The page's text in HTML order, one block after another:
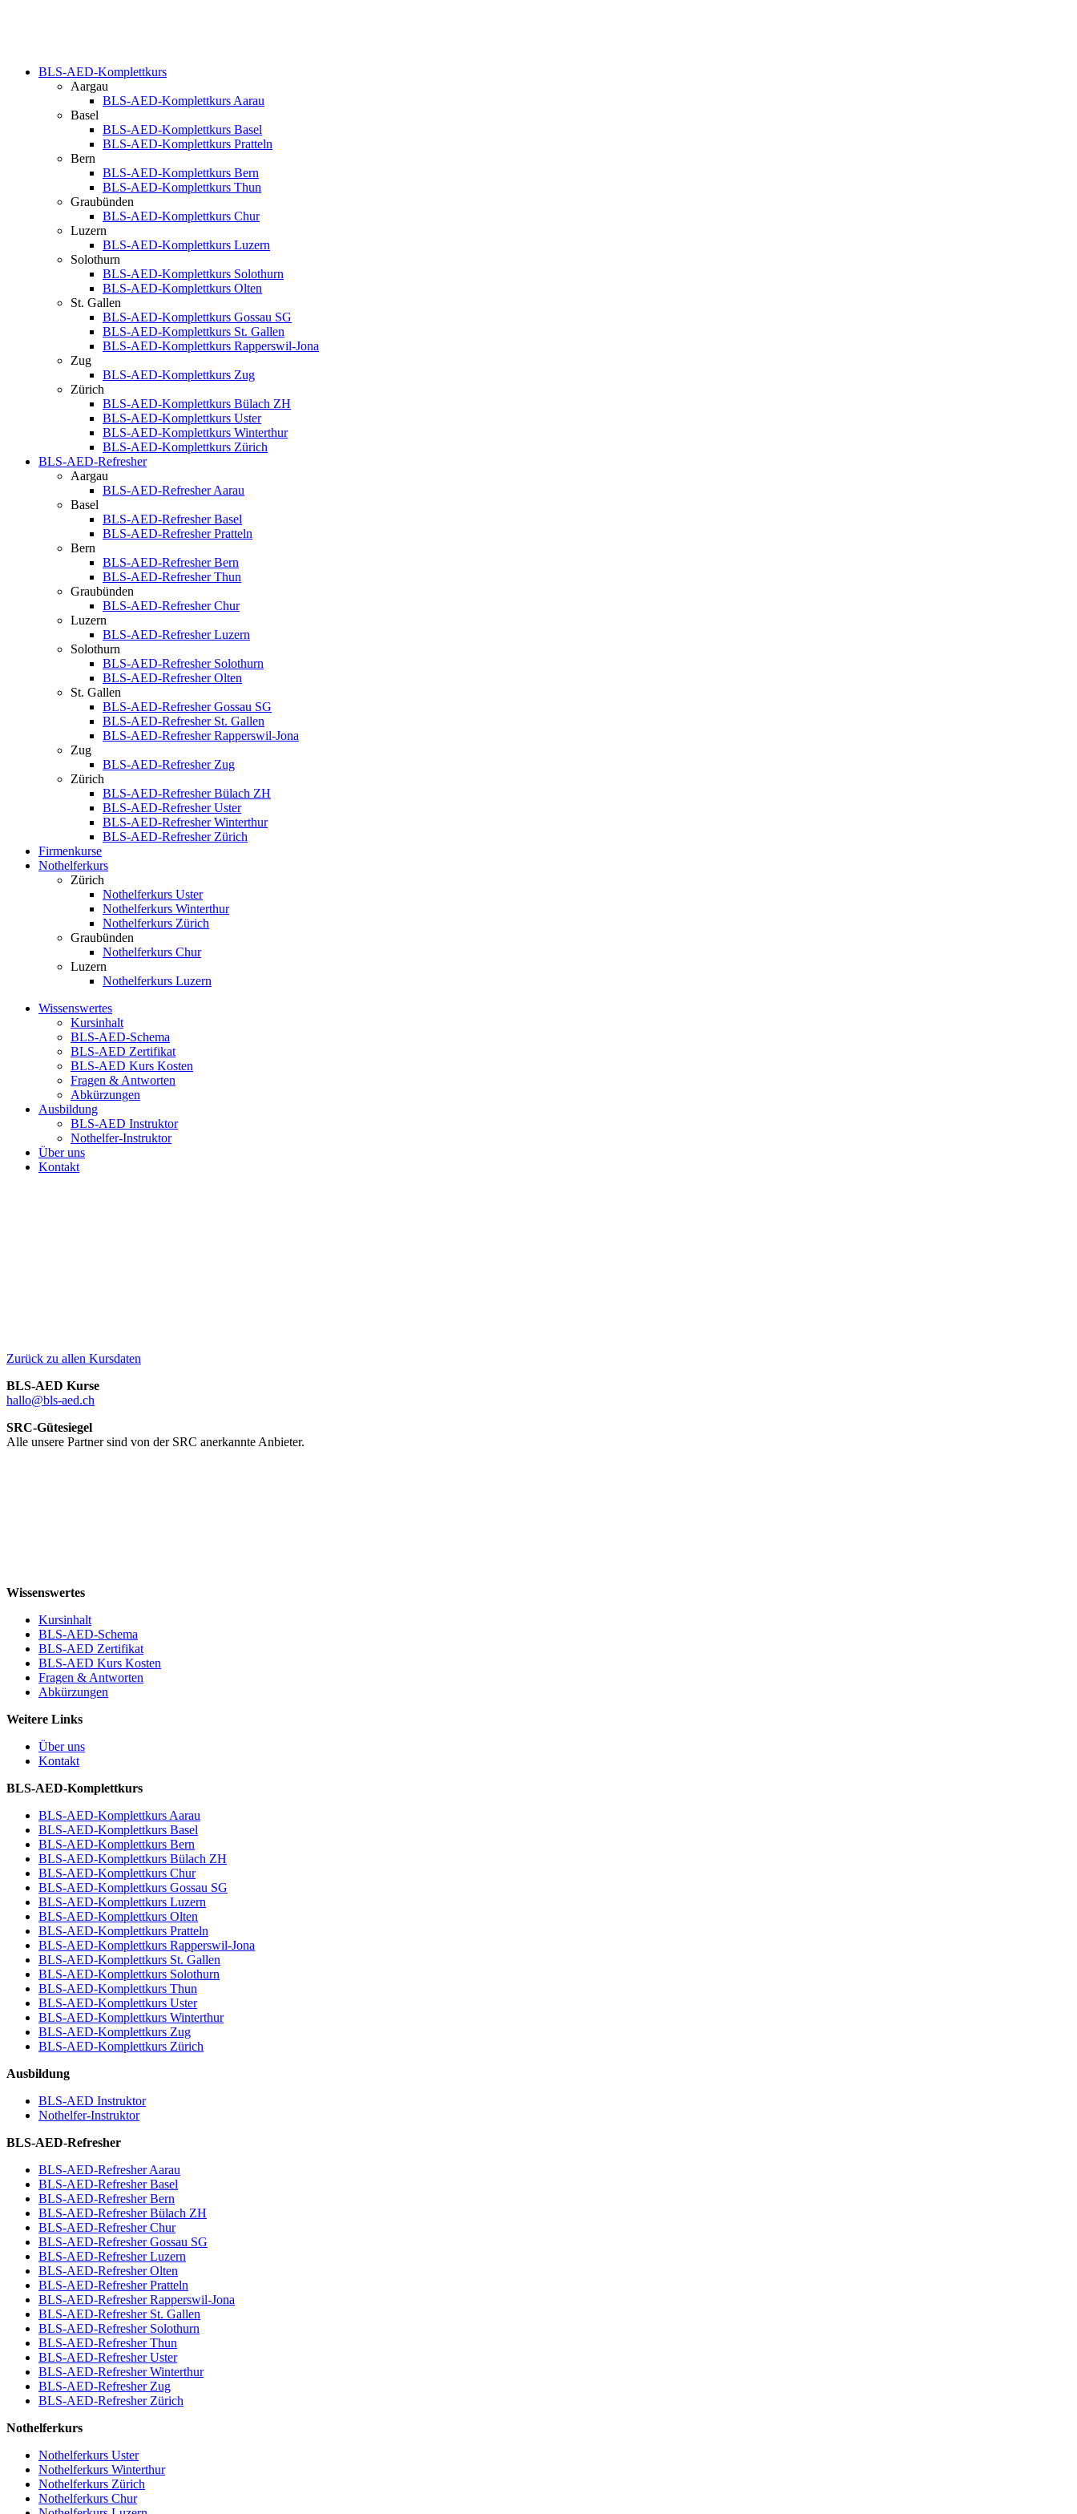
BLS-AED-Komplettkurs
Aargau
BLS-AED-Komplettkurs Aarau
Basel
BLS-AED-Komplettkurs Basel
BLS-AED-Komplettkurs Pratteln
Bern
BLS-AED-Komplettkurs Bern
BLS-AED-Komplettkurs Thun
Graubünden
BLS-AED-Komplettkurs Chur
Luzern
BLS-AED-Komplettkurs Luzern
Solothurn
BLS-AED-Komplettkurs Solothurn
BLS-AED-Komplettkurs Olten
St. Gallen
BLS-AED-Komplettkurs Gossau SG
BLS-AED-Komplettkurs St. Gallen
BLS-AED-Komplettkurs Rapperswil-Jona
Zug
BLS-AED-Komplettkurs Zug
Zürich
BLS-AED-Komplettkurs Bülach ZH
BLS-AED-Komplettkurs Uster
BLS-AED-Komplettkurs Winterthur
BLS-AED-Komplettkurs Zürich
BLS-AED-Refresher
Aargau
BLS-AED-Refresher Aarau
Basel
BLS-AED-Refresher Basel
BLS-AED-Refresher Pratteln
Bern
BLS-AED-Refresher Bern
BLS-AED-Refresher Thun
Graubünden
BLS-AED-Refresher Chur
Luzern
BLS-AED-Refresher Luzern
Solothurn
BLS-AED-Refresher Solothurn
BLS-AED-Refresher Olten
St. Gallen
BLS-AED-Refresher Gossau SG
BLS-AED-Refresher St. Gallen
BLS-AED-Refresher Rapperswil-Jona
Zug
BLS-AED-Refresher Zug
Zürich
BLS-AED-Refresher Bülach ZH
BLS-AED-Refresher Uster
BLS-AED-Refresher Winterthur
BLS-AED-Refresher Zürich
Firmenkurse
Nothelferkurs
Zürich
Nothelferkurs Uster
Nothelferkurs Winterthur
Nothelferkurs Zürich
Graubünden
Nothelferkurs Chur
Luzern
Nothelferkurs Luzern
Wissenswertes
Kursinhalt
BLS-AED-Schema
BLS-AED Zertifikat
BLS-AED Kurs Kosten
Fragen & Antworten
Abkürzungen
Ausbildung
BLS-AED Instruktor
Nothelfer-Instruktor
Über uns
Kontakt
Zurück zu allen Kursdaten
BLS-AED Kurse
hallo@bls-aed.ch
SRC-Gütesiegel
Alle unsere Partner sind von der SRC anerkannte Anbieter.
Wissenswertes
Kursinhalt
BLS-AED-Schema
BLS-AED Zertifikat
BLS-AED Kurs Kosten
Fragen & Antworten
Abkürzungen
Weitere Links
Über uns
Kontakt
BLS-AED-Komplettkurs
BLS-AED-Komplettkurs Aarau
BLS-AED-Komplettkurs Basel
BLS-AED-Komplettkurs Bern
BLS-AED-Komplettkurs Bülach ZH
BLS-AED-Komplettkurs Chur
BLS-AED-Komplettkurs Gossau SG
BLS-AED-Komplettkurs Luzern
BLS-AED-Komplettkurs Olten
BLS-AED-Komplettkurs Pratteln
BLS-AED-Komplettkurs Rapperswil-Jona
BLS-AED-Komplettkurs St. Gallen
BLS-AED-Komplettkurs Solothurn
BLS-AED-Komplettkurs Thun
BLS-AED-Komplettkurs Uster
BLS-AED-Komplettkurs Winterthur
BLS-AED-Komplettkurs Zug
BLS-AED-Komplettkurs Zürich
Ausbildung
BLS-AED Instruktor
Nothelfer-Instruktor
BLS-AED-Refresher
BLS-AED-Refresher Aarau
BLS-AED-Refresher Basel
BLS-AED-Refresher Bern
BLS-AED-Refresher Bülach ZH
BLS-AED-Refresher Chur
BLS-AED-Refresher Gossau SG
BLS-AED-Refresher Luzern
BLS-AED-Refresher Olten
BLS-AED-Refresher Pratteln
BLS-AED-Refresher Rapperswil-Jona
BLS-AED-Refresher St. Gallen
BLS-AED-Refresher Solothurn
BLS-AED-Refresher Thun
BLS-AED-Refresher Uster
BLS-AED-Refresher Winterthur
BLS-AED-Refresher Zug
BLS-AED-Refresher Zürich
Nothelferkurs
Nothelferkurs Uster
Nothelferkurs Winterthur
Nothelferkurs Zürich
Nothelferkurs Chur